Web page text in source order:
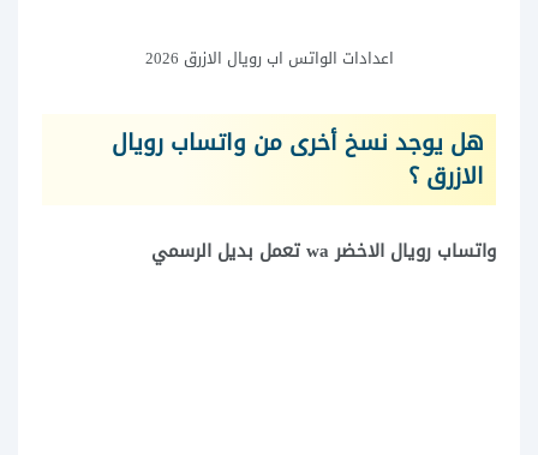
اعدادات الواتس اب رويال الازرق 2026
هل يوجد نسخ أخرى من واتساب رويال
الازرق ؟
واتساب رويال الاخضر wa تعمل بديل الرسمي